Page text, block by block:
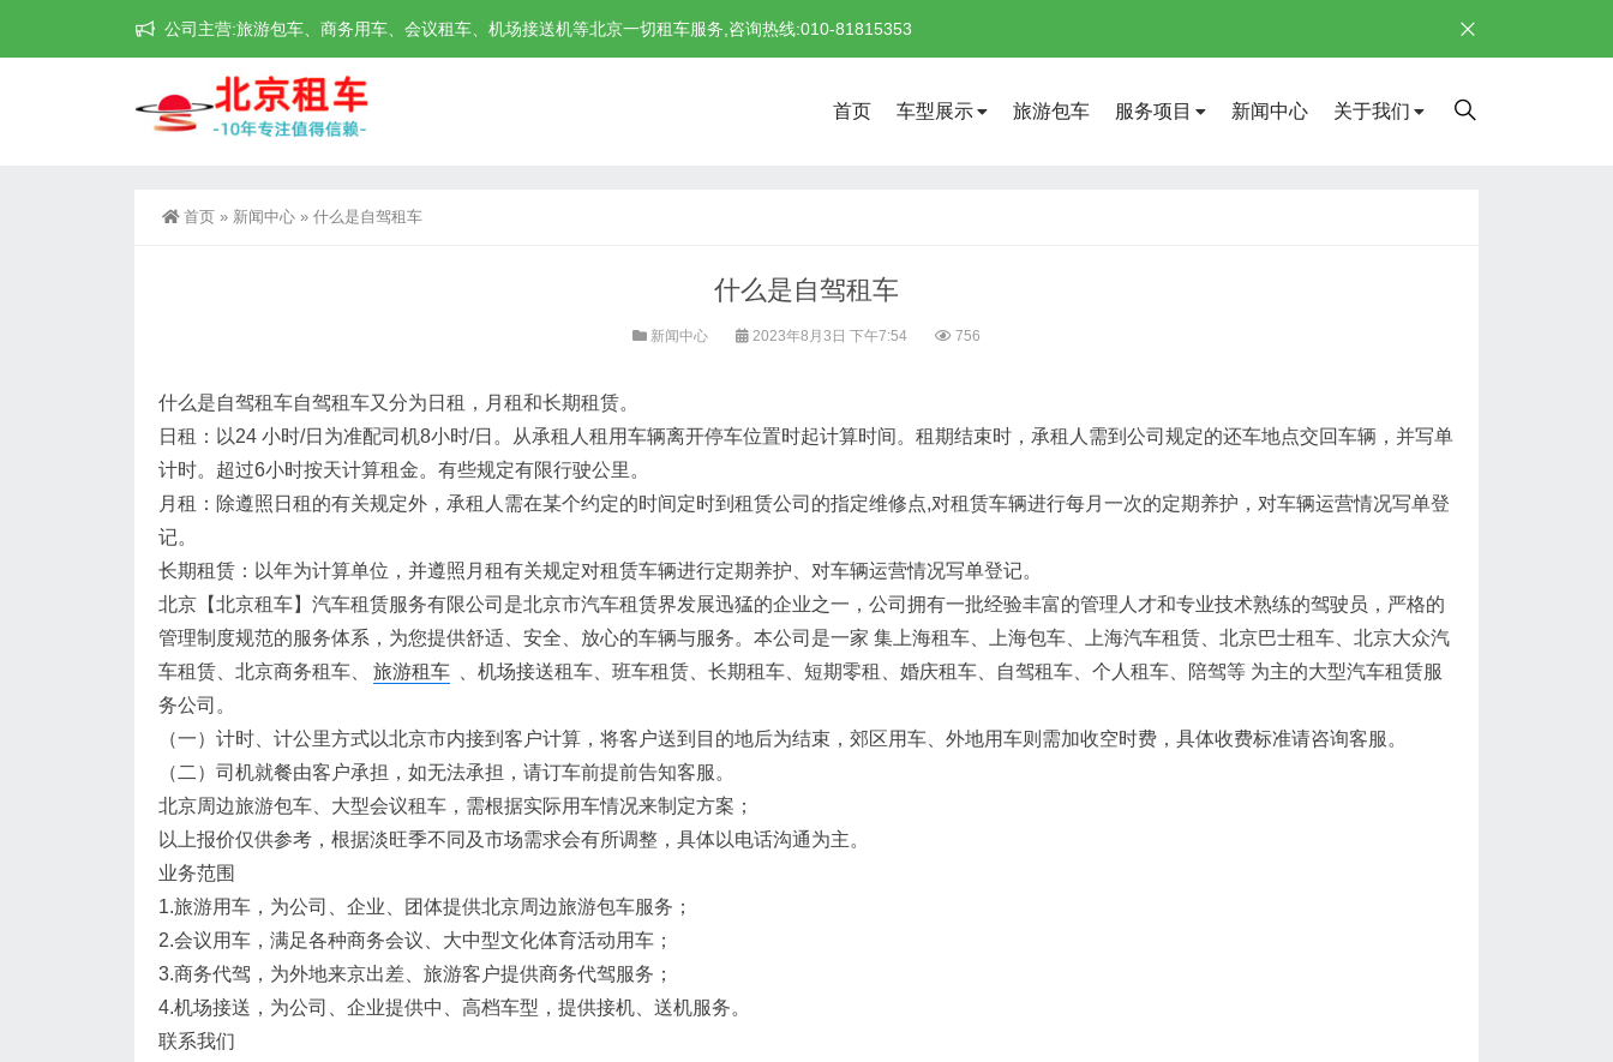
公司主营:旅游包车、商务用车、会议租车、机场接送机等北京一切租车服务,咨询热线:010-81815353
首页 车型展示 旅游包车 服务项目 新闻中心 关于我们
首页 » 新闻中心 » 什么是自驾租车
什么是自驾租车
新闻中心 2023年8月3日 下午7:54 756
什么是自驾租车自驾租车又分为日租，月租和长期租赁。
日租：以24 小时/日为准配司机8小时/日。从承租人租用车辆离开停车位置时起计算时间。租期结束时，承租人需到公司规定的还车地点交回车辆，并写单
计时。超过6小时按天计算租金。有些规定有限行驶公里。
月租：除遵照日租的有关规定外，承租人需在某个约定的时间定时到租赁公司的指定维修点,对租赁车辆进行每月一次的定期养护，对车辆运营情况写单登
记。
长期租赁：以年为计算单位，并遵照月租有关规定对租赁车辆进行定期养护、对车辆运营情况写单登记。
北京【北京租车】汽车租赁服务有限公司是北京市汽车租赁界发展迅猛的企业之一，公司拥有一批经验丰富的管理人才和专业技术熟练的驾驶员，严格的
管理制度规范的服务体系，为您提供舒适、安全、放心的车辆与服务。本公司是一家 集上海租车、上海包车、上海汽车租赁、北京巴士租车、北京大众汽
车租赁、北京商务租车、
旅游租车
、机场接送租车、班车租赁、长期租车、短期零租、婚庆租车、自驾租车、个人租车、陪驾等 为主的大型汽车租赁服
务公司。
（一）计时、计公里方式以北京市内接到客户计算，将客户送到目的地后为结束，郊区用车、外地用车则需加收空时费，具体收费标准请咨询客服。
（二）司机就餐由客户承担，如无法承担，请订车前提前告知客服。
北京周边旅游包车、大型会议租车，需根据实际用车情况来制定方案；
以上报价仅供参考，根据淡旺季不同及市场需求会有所调整，具体以电话沟通为主。
业务范围
1.旅游用车，为公司、企业、团体提供北京周边旅游包车服务；
2.会议用车，满足各种商务会议、大中型文化体育活动用车；
3.商务代驾，为外地来京出差、旅游客户提供商务代驾服务；
4.机场接送，为公司、企业提供中、高档车型，提供接机、送机服务。
联系我们